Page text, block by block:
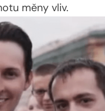
měny vliv.